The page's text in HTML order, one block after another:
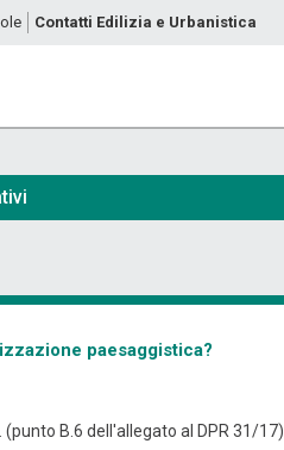
Contatti Edilizia e Urbanistica
paesaggistica?
B.6 dell'allegato al DPR 31/17).